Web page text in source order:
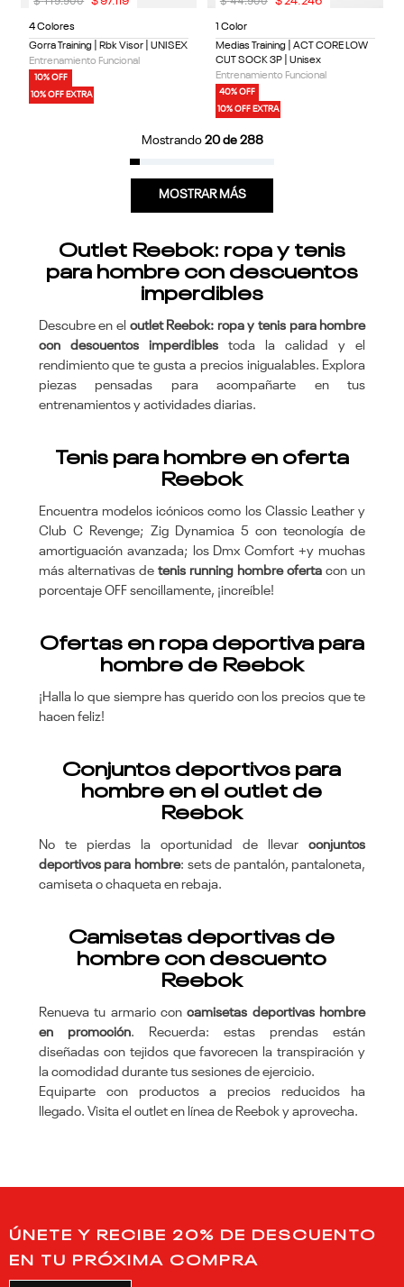
4 Colores
Gorra Training | Rbk Visor | UNISEX
Entrenamiento Funcional
10% OFF
10% OFF EXTRA
1 Color
Medias Training | ACT CORE LOW
CUT SOCK 3P | Unisex
Entrenamiento Funcional
40% OFF
10% OFF EXTRA
Mostrando 20 de 288
MOSTRAR MÁS
Outlet Reebok: ropa y tenis
para hombre con descuentos
imperdibles
Descubre en el outlet Reebok: ropa y tenis para hombre
con descuentos imperdiblestoda la calidad y el
rendimiento que te gusta a precios inigualables. Explora
piezas pensadas para acompañarte en tus
entrenamientos y actividades diarias.
Tenis para hombre en oferta
Reebok
Encuentra modelos icónicos como los Classic Leather y
Club C Revenge; Zig Dynamica 5 con tecnología de
amortiguación avanzada; los Dmx Comfort +y muchas
más alternativas detenis running hombre ofertacon un
porcentaje OFF sencillamente, ¡increíble!
Ofertas en ropa deportiva para
hombre de Reebok
¡Halla lo que siempre has querido con los precios que te
hacen feliz!
Conjuntos deportivos para
hombre en el outlet de
Reebok
No te pierdas la oportunidad de llevarconjuntos
deportivos para hombre: sets de pantalón, pantaloneta,
camiseta o chaqueta en rebaja.
Camisetas deportivas de
hombre con descuento
Reebok
Renueva tu armario concamisetas deportivas hombre
en promoción. Recuerda: estas prendas están
diseñadas con tejidos que favorecen la transpiración y
la comodidad durante tus sesiones de ejercicio.
Equiparte con productos a precios reducidos ha
llegado. Visita el outlet en línea de Reebok y aprovecha.
ÚNETE Y RECIBE 20% DE DESCUENTO
EN TU PRÓXIMA COMPRA